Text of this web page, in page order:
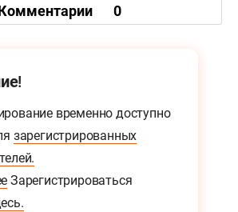
0
временно доступно
зарегистрированных
Зарегистрироваться